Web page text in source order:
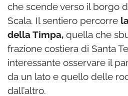
che scende verso il borgo
Scala. Il sentiero percorre
della Timpa, quella che
frazione costiera di Santa
interessante osservare il
da un lato e quello delle
dall’altro.